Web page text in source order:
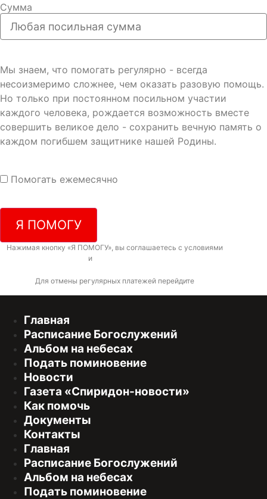
Сумма
Мы знаем, что помогать регулярно - всегда
несоизмеримо сложнее, чем оказать разовую помощь.
Но только при постоянном посильном участии
каждого человека, рождается возможность вместе
совершить великое дело - сохранить вечную память о
каждом погибшем защитнике нашей Родины.
Помогать ежемесячно
Я ПОМОГУ
Нажимая кнопку «Я ПОМОГУ», вы соглашаетесь с условиями
и
Для отмены регулярных платежей перейдите
Главная
Расписание Богослужений
Альбом на небесах
Подать поминовение
Новости
Газета «Спиридон-новости»
Как помочь
Документы
Контакты
Главная
Расписание Богослужений
Альбом на небесах
Подать поминовение